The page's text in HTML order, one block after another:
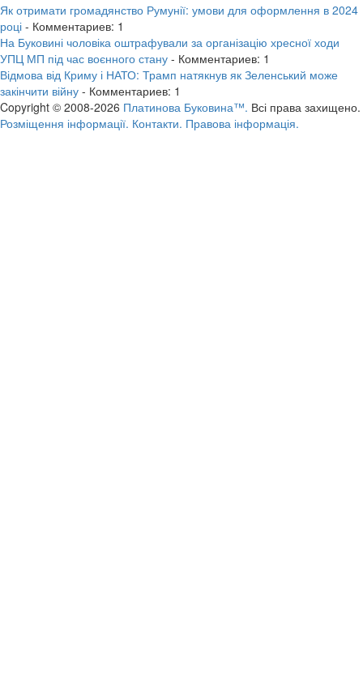
Як отримати громадянство Румунії: умови для оформлення в 2024
році - Комментариев: 1
На Буковині чоловіка оштрафували за організацію хресної ходи
УПЦ МП під час воєнного стану - Комментариев: 1
Відмова від Криму і НАТО: Трамп натякнув як Зеленський може
закінчити війну - Комментариев: 1
Copyright © 2008-2026 Платинова Буковина™. Всі права захищено.
Розміщення інформації. Контакти. Правова інформація.